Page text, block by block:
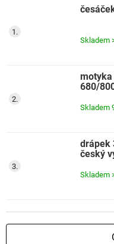
Skladem
motyka
680/
Skladem
drápek 3
český
Skladem